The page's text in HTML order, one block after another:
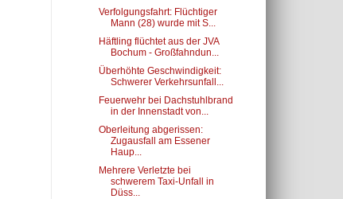
Verfolgungsfahrt: Flüchtiger
Mann (28) wurde mit S...
Häftling flüchtet aus der JVA
Bochum - Großfahndun...
Überhöhte Geschwindigkeit:
Schwerer Verkehrsunfall...
Feuerwehr bei Dachstuhlbrand
in der Innenstadt von...
Oberleitung abgerissen:
Zugausfall am Essener
Haup...
Mehrere Verletzte bei
schwerem Taxi-Unfall in
Düss...